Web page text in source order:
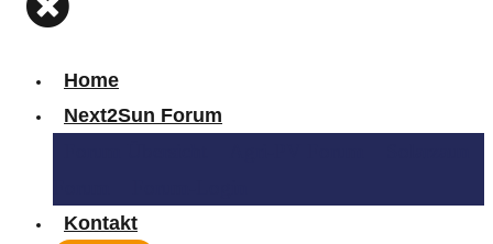
Home
Next2Sun Forum
Kontakt